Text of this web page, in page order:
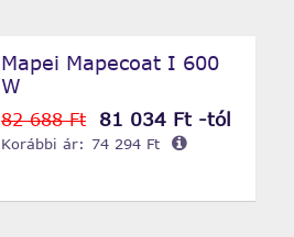
Mapei Mapecoat I 600
W
82 688 Ft 81 034 Ft -tól
Korábbi ár: 74 294 Ft